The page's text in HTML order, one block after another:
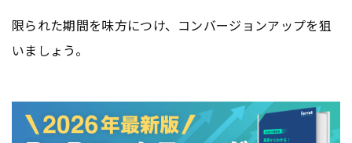
限られた期間を味方につけ、コンバージョンアップを狙
いましょう。